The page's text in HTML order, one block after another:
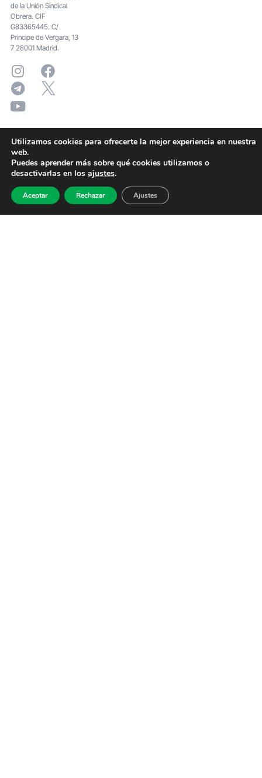
de la Unión Sindical
Obrera. CIF
G83365445. C/
Principe de Vergara, 13
7 28001 Madrid.
Utilizamos cookies para ofrecerte la mejor experiencia en nuestra
web.
Puedes aprender más sobre qué cookies utilizamos o
desactivarlas en los ajustes.
Aceptar Rechazar Ajustes